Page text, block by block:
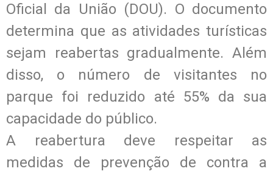
Oficial da União (DOU). O documento
determina que as atividades turísticas
sejam reabertas gradualmente. Além
disso, o número de visitantes no
parque foi reduzido até 55% da sua
capacidade do público.
A reabertura deve respeitar as
medidas de prevenção de contra a